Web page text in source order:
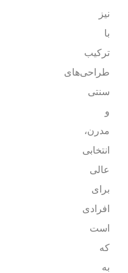
نیز
با
ترکیب
طراحی‌های
سنتی
و
مدرن،
انتخابی
عالی
برای
افرادی
است
که
به